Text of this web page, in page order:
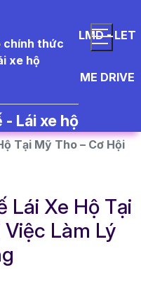
LMD - LET
ME DRIVE
- Lái xe hộ
Tại Mỹ Tho – Cơ Hội
Lái Xe Hộ Tại
Việc Làm Lý